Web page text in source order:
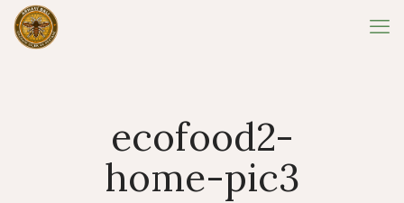
ecofood2-
home-pic3